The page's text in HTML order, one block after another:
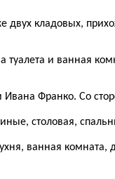
двух кладовых,
туалета и ванная
Ивана Франко. Со
столовая,
ванная комната,